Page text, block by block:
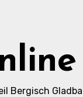
Bergisch